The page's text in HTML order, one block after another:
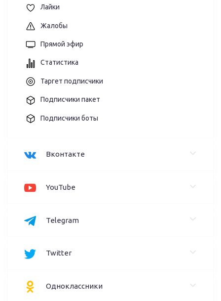
Лайки
Жалобы
Прямой эфир
Статистика
Таргет подписчики
Подписчики пакет
Подписчики боты
Вконтакте
YouTube
Telegram
Twitter
Одноклассники